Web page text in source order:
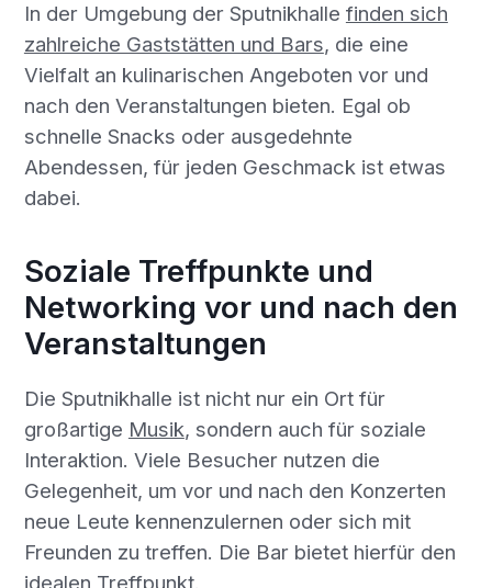
In der Umgebung der Sputnikhalle finden sich
zahlreiche Gaststätten und Bars, die eine
Vielfalt an kulinarischen Angeboten vor und
nach den Veranstaltungen bieten. Egal ob
schnelle Snacks oder ausgedehnte
Abendessen, für jeden Geschmack ist etwas
dabei.
Soziale Treffpunkte und
Networking vor und nach den
Veranstaltungen
Die Sputnikhalle ist nicht nur ein Ort für
großartige Musik, sondern auch für soziale
Interaktion. Viele Besucher nutzen die
Gelegenheit, um vor und nach den Konzerten
neue Leute kennenzulernen oder sich mit
Freunden zu treffen. Die Bar bietet hierfür den
idealen Treffpunkt.